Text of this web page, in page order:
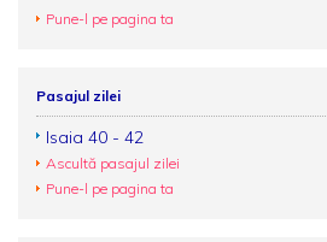
Pune-l pe pagina ta
Pasajul zilei
Isaia 40 - 42
Ascultă pasajul zilei
Pune-l pe pagina ta